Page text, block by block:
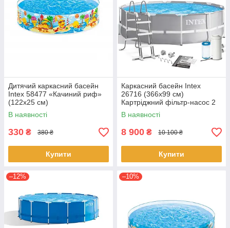
Дитячий каркасний басейн
Intex 58477 «Качиний риф»
(122х25 см)
В наявності
330 ₴ 380 ₴
Купити
Каркасний басейн Intex
26716 (366x99 см)
Картріджний фільтр-насос 2
006 л/год, драбина
В наявності
8 900 ₴ 10 100 ₴
Купити
–12% –10%